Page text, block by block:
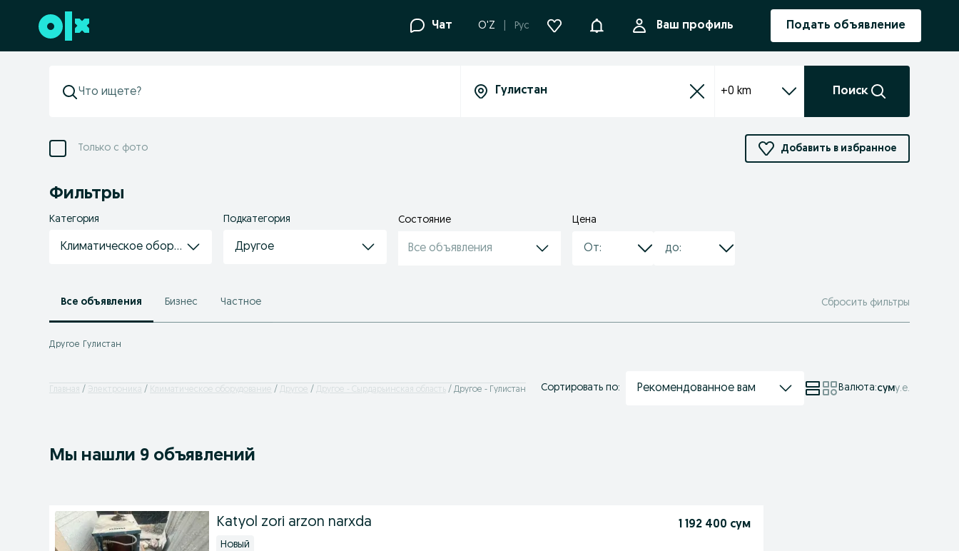
Перейти к нижнему колонтитулу Чат O'Z Рус УведомленияВаш профиль Подать объявление
+0 km Поиск
Только с фото Добавить в избранное
Фильтры
Категория
Климатическое оборудование
Подкатегория
Другое
Состояние
Все объявления
Цена
Все объявления Бизнес Частное Сбросить фильтры
Другое Гулистан
Главная Электроника Климатическое оборудование Другое Другое - Сырдарьинская область Другое - Гулистан Сортировать по: Рекомендованное вам Валюта:суму.е.
Мы нашли 9 объявлений
Katyol zori arzon narxda 1 192 400 сум
Новый